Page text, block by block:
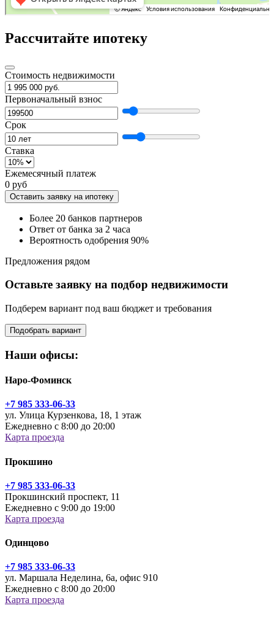
Рассчитайте ипотеку
Стоимость недвижимости
Первоначальный взнос
Срок
Ставка
Ежемесячный платеж
0 руб
Оставить заявку на ипотеку
Более 20 банков партнеров
Ответ от банка за 2 часа
Вероятность одобрения 90%
Предложения рядом
Оставьте заявку на подбор недвижимости
Подберем вариант под ваш бюджет и требования
Подобрать вариант
Наши офисы:
Наро-Фоминск
+7 985 333-06-33
ул. Улица Курзенкова, 18, 1 этаж
Ежедневно с 8:00 до 20:00
Карта проезда
Прокшино
+7 985 333-06-33
Прокшинский проспект, 11
Ежедневно с 9:00 до 19:00
Карта проезда
Одинцово
+7 985 333-06-33
ул. Маршала Неделина, 6а, офис 910
Ежедневно с 8:00 до 20:00
Карта проезда